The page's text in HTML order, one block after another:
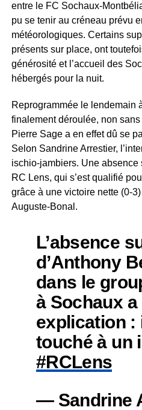
entre le FC Sochaux-
pu se tenir au créneau prévu
météorologiques. Certains
présents sur place, ont
générosité et l’accueil des
hébergés pour la nuit.
Reprogrammée le lendemain
finalement déroulée, non
Pierre Sage a en effet dû se
Selon Sandrine Arrestier,
ischio-jambiers. Une
RC Lens, qui s’est qualifié
grâce à une victoire nette (0-
Auguste-Bonal.
L’absence
d’Anthony
dans le
à Sochaux a
explication :
touché à un
#RCLens
— Sandrine